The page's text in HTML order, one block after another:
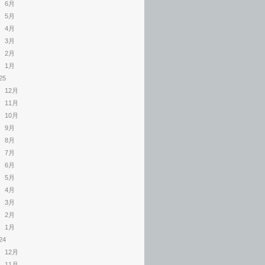
6月
5月
4月
3月
2月
1月
12月
11月
10月
9月
8月
7月
6月
5月
4月
3月
2月
1月
12月